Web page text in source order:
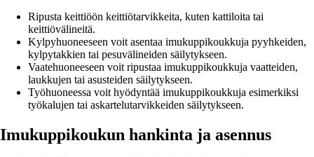
Ripusta keittiöön keittiötarvikkeita, kuten kattiloita tai
keittiövälineitä.
Kylpyhuoneeseen voit asentaa imukuppikoukkuja pyyhkeiden,
kylpytakkien tai pesuvälineiden säilytykseen.
Vaatehuoneeseen voit ripustaa imukuppikoukkuja vaatteiden,
laukkujen tai asusteiden säilytykseen.
Työhuoneessa voit hyödyntää imukuppikoukkuja esimerkiksi
työkalujen tai askartelutarvikkeiden säilytykseen.
Imukuppikoukun hankinta ja asennus